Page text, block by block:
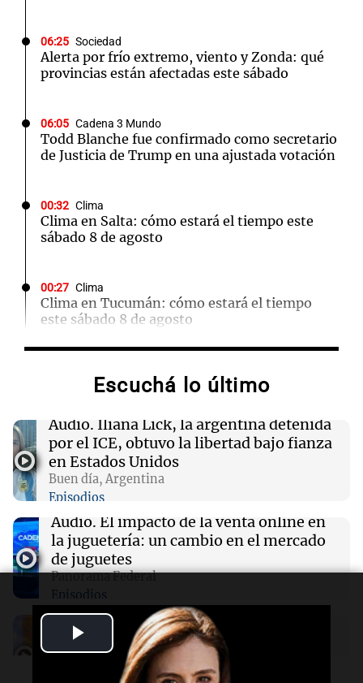
Play
Video
06:25 Sociedad
Alerta por frío extremo, viento y Zonda: qué
provincias están afectadas este sábado
06:05 Cadena 3 Mundo
Todd Blanche fue confirmado como secretario
de Justicia de Trump en una ajustada votación
00:32 Clima
Clima en Salta: cómo estará el tiempo este
sábado 8 de agosto
00:27 Clima
Clima en Tucumán: cómo estará el tiempo
este sábado 8 de agosto
Clima en Mendoza: cómo estará el tiempo
00:16 Clima
Clima en Santa Fe: cómo estará el tiempo este
sábado 8 de agosto
00:11
Clima en Rosario: cómo estará el tiempo este
sábado 8 de agosto
Escuchá lo último
Audio. Iliana Lick, la argentina detenida
por el ICE, obtuvo la libertad bajo fianza
en Estados Unidos
Buen día, Argentina
Episodios
Audio. El impacto de la venta online en
la juguetería: un cambio en el mercado
de juguetes
Panorama Federal
Episodios
Audio.La importancia de aprender a
decir que no para mejorar nuestras
relaciones interpersonales
Panorama Federal